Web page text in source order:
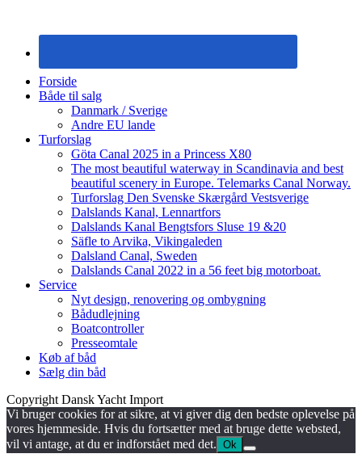
Forside
Både til salg
Danmark / Sverige
Andre EU lande
Turforslag
Göta Canal 2025 in a Princess X80
The most beautiful waterway in Scandinavia and best
beautiful scenery in Europe. Telemarks Canal Norway.
Turforslag Den Svenske Skærgård Vestsverige
Dalslands Kanal, Lennartfors
Dalslands Kanal Bengtsfors Sluse 19 &20
Säfle to Arvika, Vikingaleden
Dalsland Canal, Sweden
Dalslands Canal 2022 in a 56 feet big motorboat.
Service
Nyt design, renovering og ombygning
Bådudlejning
Boatcontroller
Presseomtale
Køb af båd
Sælg din båd
Copyright Dansk Yacht Import
Vi bruger cookies for at sikre, at vi giver dig den bedste oplevelse på
vores hjemmeside. Hvis du fortsætter med at bruge dette websted,
vil vi antage, at du er indforstået med det. Ok